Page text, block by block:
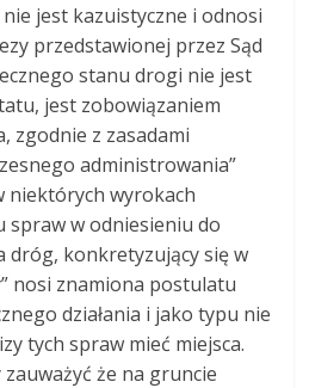
jest kazuistyczne i odnosi
przedstawionej przez Sąd
stanu drogi nie jest
jest zobowiązaniem
zgodnie z zasadami
administrowania”
niektórych wyrokach
spraw w odniesieniu do
dróg, konkretyzujący się w
nosi znamiona postulatu
działania i jako typu nie
tych spraw mieć miejsca.
że na gruncie